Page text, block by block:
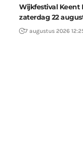
Wijkfestival Keent
zaterdag 22
7 augustus 2026